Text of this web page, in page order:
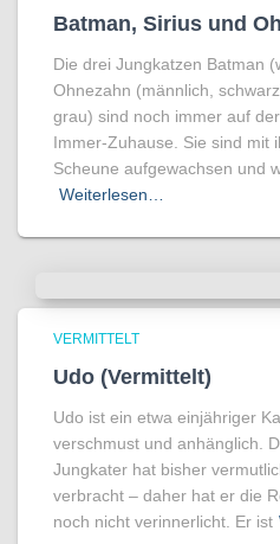
Batman, Sirius und
Die drei Jungkatzen Batman
Ohnezahn (männlich,
grau) sind noch immer auf
Immer-Zuhause. Sie sind mit
Scheune aufgewachsen und
Weiterlesen…
VERMITTELT
Udo (Vermittelt)
Udo ist ein etwa einjähriger
verschmust und anhänglich.
Jungkater hat bisher
verbracht – daher hat er die
noch nicht verinnerlicht. Er ist